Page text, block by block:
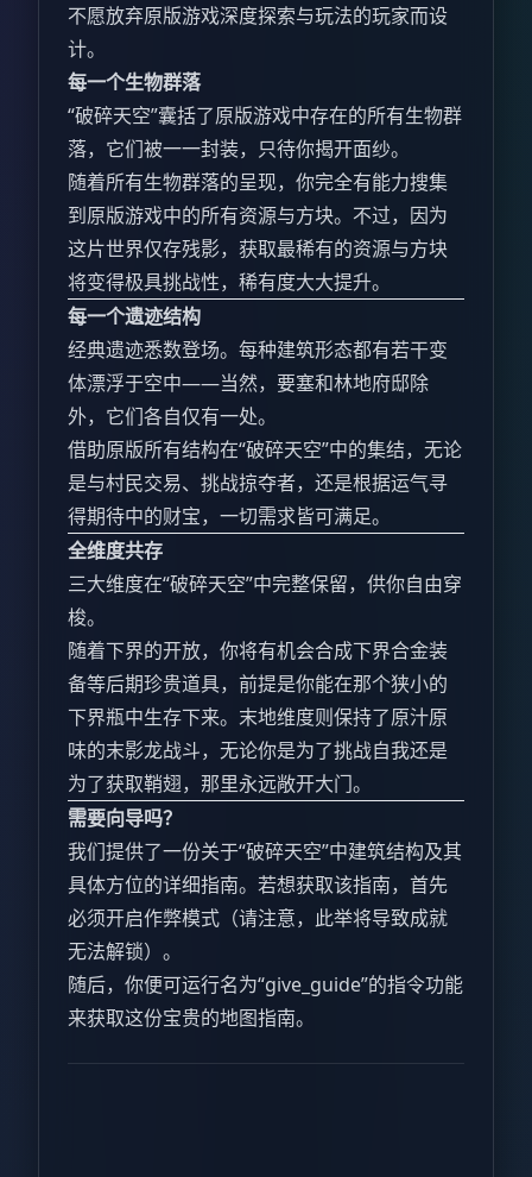
不愿放弃原版游戏深度探索与玩法的玩家而设
计。
每一个生物群落
“破碎天空”囊括了原版游戏中存在的所有生物群
落，它们被一一封装，只待你揭开面纱。
随着所有生物群落的呈现，你完全有能力搜集
到原版游戏中的所有资源与方块。不过，因为
这片世界仅存残影，获取最稀有的资源与方块
将变得极具挑战性，稀有度大大提升。
每一个遗迹结构
经典遗迹悉数登场。每种建筑形态都有若干变
体漂浮于空中——当然，要塞和林地府邸除
外，它们各自仅有一处。
借助原版所有结构在“破碎天空”中的集结，无论
是与村民交易、挑战掠夺者，还是根据运气寻
得期待中的财宝，一切需求皆可满足。
全维度共存
三大维度在“破碎天空”中完整保留，供你自由穿
梭。
随着下界的开放，你将有机会合成下界合金装
备等后期珍贵道具，前提是你能在那个狭小的
下界瓶中生存下来。末地维度则保持了原汁原
味的末影龙战斗，无论你是为了挑战自我还是
为了获取鞘翅，那里永远敞开大门。
需要向导吗？
我们提供了一份关于“破碎天空”中建筑结构及其
具体方位的详细指南。若想获取该指南，首先
必须开启作弊模式（请注意，此举将导致成就
无法解锁）。
随后，你便可运行名为“give_guide”的指令功能
来获取这份宝贵的地图指南。